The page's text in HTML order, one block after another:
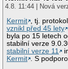
4.8. 11:44 | Nová
Kermit
, tj.
vznikl před 45 lety
byla po 15 letech
stabilní verze
stabilní verze 11
Kermit
. S